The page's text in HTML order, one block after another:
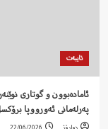
تایبەت
ئامادەبوون و گوتاری
پەرلەمانی ئەورووپا